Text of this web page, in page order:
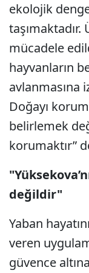
ekolojik
taşımaktadır.
mücadele
hayvanların
avlanmasına
Doğayı
belirlemek
korumaktır”
değildir"
Yaban
veren
güvence